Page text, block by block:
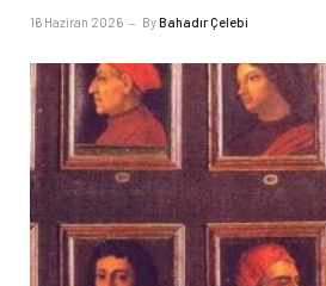
16 Haziran 2026 ByBahadır Çelebi